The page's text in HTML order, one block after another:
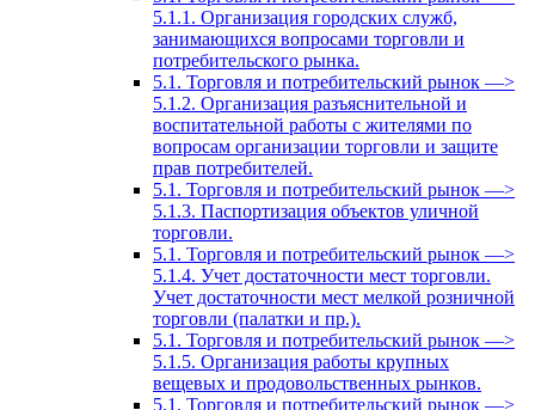
5.1.1. Организация городских служб,
занимающихся вопросами торговли и
потребительского рынка.
5.1. Торговля и потребительский рынок —>
5.1.2. Организация разъяснительной и
воспитательной работы с жителями по
вопросам организации торговли и защите
прав потребителей.
5.1. Торговля и потребительский рынок —>
5.1.3. Паспортизация объектов уличной
торговли.
5.1. Торговля и потребительский рынок —>
5.1.4. Учет достаточности мест торговли.
Учет достаточности мест мелкой розничной
торговли (палатки и пр.).
5.1. Торговля и потребительский рынок —>
5.1.5. Организация работы крупных
вещевых и продовольственных рынков.
5.1. Торговля и потребительский рынок —>